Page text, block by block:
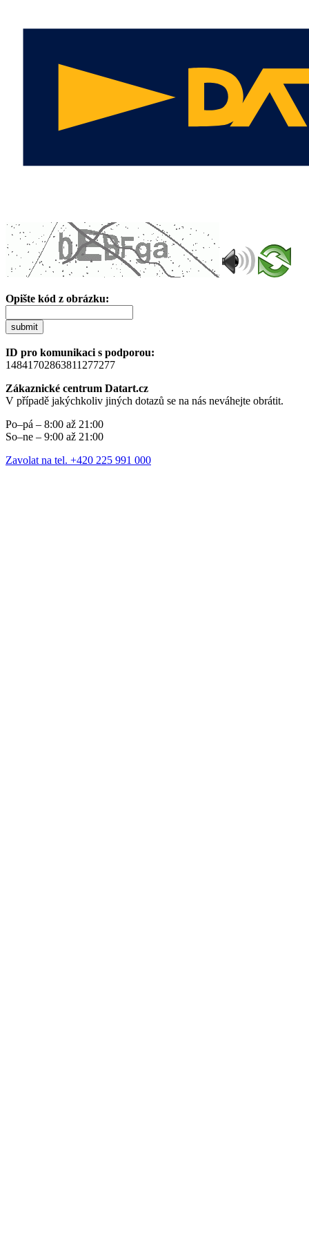
Opište kód z obrázku:
submit
ID pro komunikaci s podporou:
14841702863811277277
Zákaznické centrum Datart.cz
V případě jakýchkoliv jiných dotazů se na nás neváhejte obrátit.
Po–pá – 8:00 až 21:00
So–ne – 9:00 až 21:00
Zavolat na tel. +420 225 991 000